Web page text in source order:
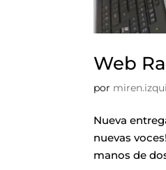
Web
por
Nueva
nuevas
manos de